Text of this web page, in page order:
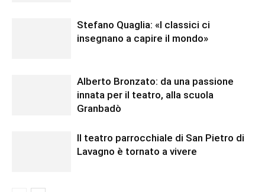
Stefano Quaglia: «I classici ci
insegnano a capire il mondo»
Alberto Bronzato: da una passione
innata per il teatro, alla scuola
Granbadò
Il teatro parrocchiale di San Pietro di
Lavagno è tornato a vivere